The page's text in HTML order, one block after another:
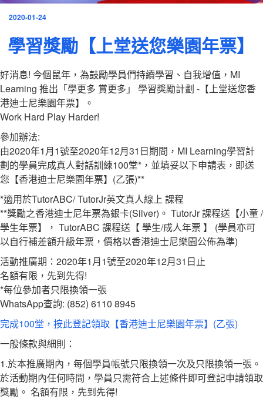
發
於
2020-01-24
學習獎勵【上堂送您樂園年票】
好消息! 今個鼠年，為鼓勵學員們持續學習、自我增值，MI
Learning 推出「學更多 賞更多」 學習獎勵計劃 -【上堂送您香
港迪士尼樂園年票】。
Work Hard Play Harder!
參加辦法:
由2020年1月1號至2020年12月31日期間，MI Learning學習計
劃的學員完成真人對話訓練100堂*，並填妥以下申請表，即送
您【香港迪士尼樂園年票】(乙張)**
*適用於TutorABC/ TutorJr英文真人線上 課程
**獎勵之香港迪士尼年票為銀卡(Silver)。 TutorJr 課程送【小童 /
學生年票】， TutorABC 課程送【 學生/成人年票 】 (學員亦可
以自行補差額升級年票，價格以香港迪士尼樂園公佈為準)
活動推廣期：2020年1月1號至2020年12月31日止
名額有限，先到先得!
*每位參加者只限換領一張
WhatsApp查詢: (852) 6110 8945
完成100堂，按此登記領取【香港迪士尼樂園年票】(乙張)
一般條款與細則：
1.於本推廣期內，每個學員帳號只限換領一次及只限換領一張。
於活動期內任何時間，學員只需符合上述條件即可登記申請領取
獎勵。 名額有限，先到先得!